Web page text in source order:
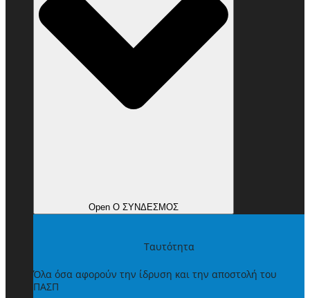
Open Ο ΣΥΝΔΕΣΜΟΣ
Ταυτότητα
Όλα όσα αφορούν την ίδρυση και την αποστολή του
ΠΑΣΠ